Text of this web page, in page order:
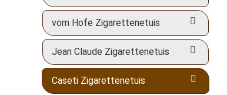
vom Hofe Zigarettenetuis
Jean Claude Zigarettenetuis
Caseti Zigarettenetuis